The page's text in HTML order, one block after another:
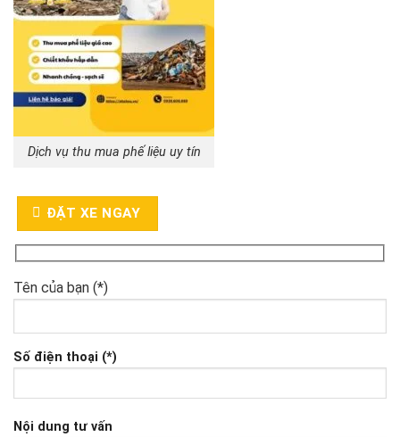
Dịch vụ thu mua phế liệu uy tín
ĐẶT XE NGAY
Tên của bạn (*)
Số điện thoại (*)
Nội dung tư vấn